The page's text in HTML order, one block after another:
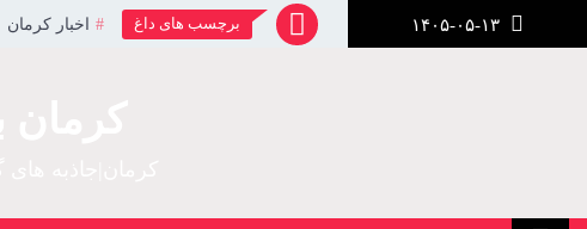
برچسب های داغ اخبار کرمان